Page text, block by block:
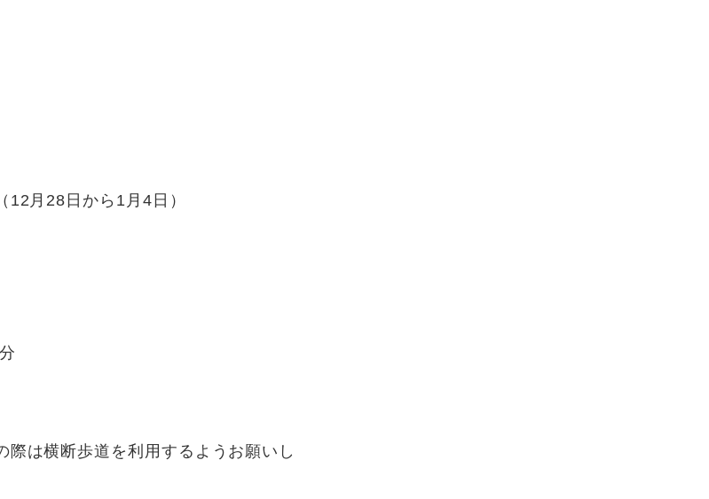
月28日から1月4日）
は横断歩道を利用するようお願いし